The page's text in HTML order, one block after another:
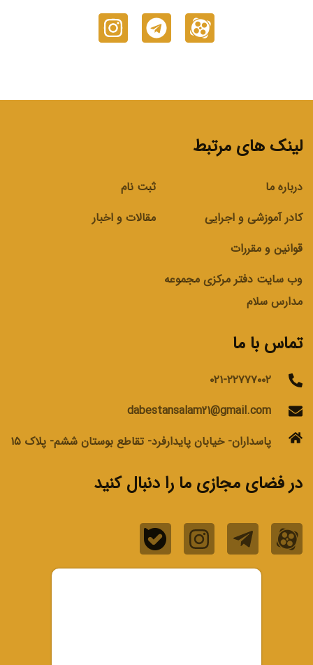
لینک های مرتبط
درباره ما
ثبت نام
کادر آموزشی و اجرایی
مقالات و اخبار
قوانین و مقررات
وب سایت دفتر مرکزی مجموعه
مدارس سلام
تماس با ما
۰۲۱-۲۲۷۷۷۰۰۲
dabestansalam21@gmail.com
پاسداران- خیابان پایدارفرد- تقاطع بوستان ششم- پلاک ۱۵
در فضای مجازی ما را دنبال کنید